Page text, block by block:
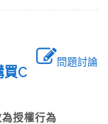
問題討論
買C
授權行為